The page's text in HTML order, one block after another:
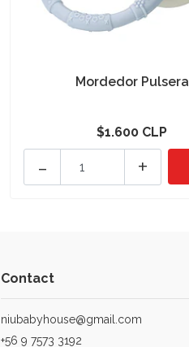
Mordedor Pulsera
$1.600 CLP
+
-
Contact
niubabyhouse@gmail.com
+56 9 7573 3192